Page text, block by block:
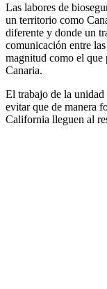
Las labores de
un territorio como
diferente y donde un
comunicación entre
magnitud como el que
Canaria.
El trabajo de la unidad
evitar que de manera
California lleguen al